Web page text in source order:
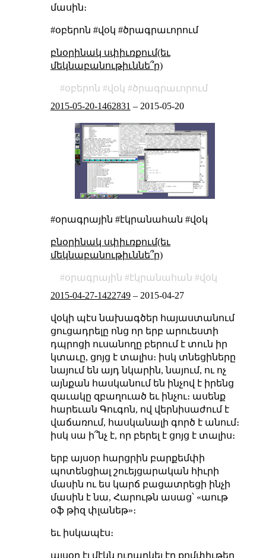
մասին։
#օբերոն #վօկ #ծրագրաւորում
բնօրինակ սփիւռքում(եւ
մեկնաբանութիւննե՞ր)
օբերոն վօկ
ծրագրաւորում
2015-05-20-1462831 – 2015-05-20
#օրագրային #էկրանահան #վօկ
բնօրինակ սփիւռքում(եւ
մեկնաբանութիւննե՞ր)
օրագրային էկրանահան
վօկ
2015-04-27-1422749– 2015-04-27
վօկի պէս նախագծեր հայաստանում
ցուցադրելը ոնց որ երբ արուեստի
դպրոցի ուսանողը բերում է տուն իր
կտաւը, ցոյց է տալիս։ իսկ տնեցիները
նայում են այդ նկարին, նայում, ու ոչ
այնքան հասկանում են ինչով է իրենց
զաւակը զբաղուած եւ ինչու։ ասենք
հարեւան Գուգոն, ով վերնիսաժում է
վաճառում, հասկանալի գործ է անում։
իսկ սա ի՞նչ է, որ բերել է ցոյց է տալիս։
երբ այսօր հարցրին բարքեմփի
պոտենցիալ շուեյցարական հիւրի
մասին ու ես կարճ բացատրեցի ինչի
մասին է նա, Հարութն ասաց՝ «աութ
օֆ թիզ փլանեթ»։
եւ իսկապէս։
այսօր էլ մէկն ուղարկել էր քոմփիւթեր